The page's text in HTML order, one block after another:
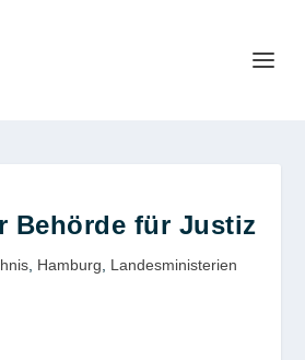
Behörde für Justiz
Hamburg Landesministerien